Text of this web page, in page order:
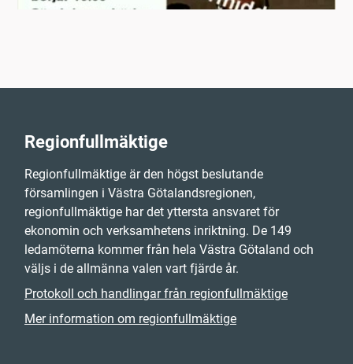
Regionfullmäktige
Regionfullmäktige är den högst beslutande
församlingen i Västra Götalandsregionen,
regionfullmäktige har det yttersta ansvaret för
ekonomin och verksamhetens inriktning. De 149
ledamöterna kommer från hela Västra Götaland och
väljs i de allmänna valen vart fjärde år.
Protokoll och handlingar från regionfullmäktige
Mer information om regionfullmäktige